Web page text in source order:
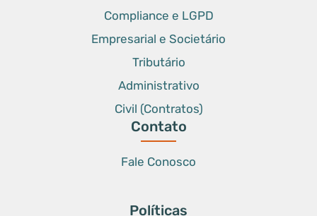
Compliance e LGPD
Empresarial e Societário
Tributário
Administrativo
Civil (Contratos)
Contato
Fale Conosco
Políticas